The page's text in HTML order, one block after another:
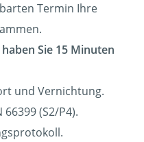
Termin Ihre
Sie 15 Minuten
und Vernichtung.
(S2/P4).